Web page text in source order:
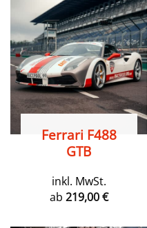
Ferrari F488
GTB
inkl. MwSt.
ab 219,00€